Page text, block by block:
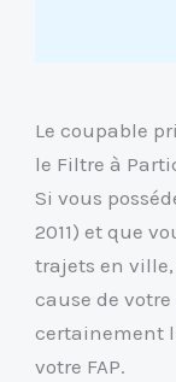
Le coupable
le Filtre à
Si vous
2011) et que
trajets en
cause de
certainement
votre FAP.